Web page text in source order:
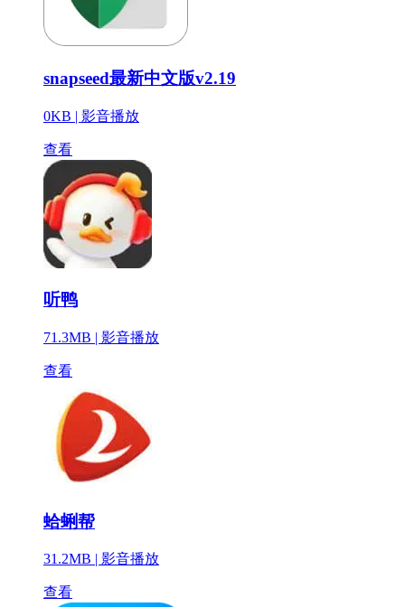
snapseed最新中文版v2.19
0KB | 影音播放
查看
听鸭
71.3MB | 影音播放
查看
蛤蜊帮
31.2MB | 影音播放
查看